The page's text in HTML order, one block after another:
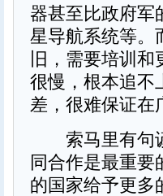
器甚至比政府军
星导航系统等。
旧，需要培训
很慢，根本追不
差，很难保证在
索马里有句谚
同合作是最重
的国家给予更多